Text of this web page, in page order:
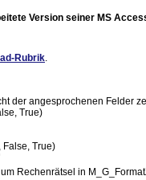
Version seiner MS
Rubrik.
der angesprochenen Felder
True)
False, True)
Rechenrätsel in